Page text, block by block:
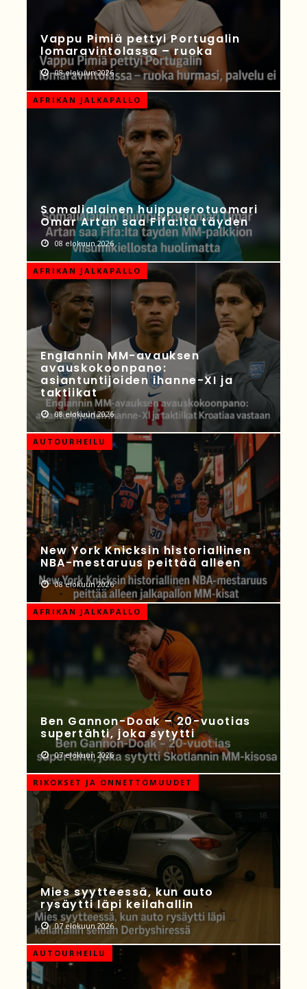
Vappu Pimiä pettyi Portugalin
lomaravintolassa – ruoka
08 elokuun 2026
AFRIKAN JALKAPALLO
Somalialainen huippuerotuomari
Omar Artan saa Fifa:lta täyden
08 elokuun 2026
AFRIKAN JALKAPALLO
Englannin MM-avauksen
avauskokoonpano:
asiantuntijoiden ihanne-XI ja
taktiikat
08 elokuun 2026
AUTOURHEILU
New York Knicksin historiallinen
NBA-mestaruus peittää alleen
08 elokuun 2026
AFRIKAN JALKAPALLO
Ben Gannon-Doak – 20-vuotias
supertähti, joka sytytti
07 elokuun 2026
RIKOKSET JA ONNETTOMUUDET
Mies syytteessä, kun auto
rysäytti läpi keilahallin
07 elokuun 2026
AUTOURHEILU